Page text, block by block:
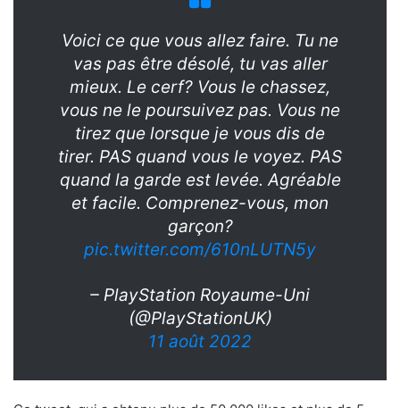
Voici ce que vous allez faire. Tu ne
vas pas être désolé, tu vas aller
mieux. Le cerf? Vous le chassez,
vous ne le poursuivez pas. Vous ne
tirez que lorsque je vous dis de
tirer. PAS quand vous le voyez. PAS
quand la garde est levée. Agréable
et facile. Comprenez-vous, mon
garçon?
pic.twitter.com/610nLUTN5y
– PlayStation Royaume-Uni
(@PlayStationUK)
11 août 2022